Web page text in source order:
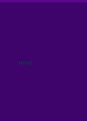
MENU